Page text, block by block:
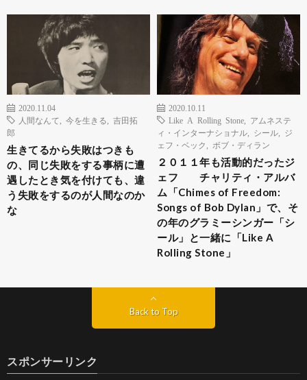
2020.11.04
人間なんて
今を生きる
吉田拓
郎
生きてるから失敗はつきも
の、同じ失敗をする事柄に遭
遇したとき気を付けても、違
う失敗をするのが人間なのか
な
2020.10.11
Like A Rolling Stone
アムネステ
ィ・インターナショナル
シール
ジ
ェフ・ベック
ボブ・ディラン
２０１１年も活動的だったジ
ェフ チャリティ・アルバ
ム「Chimes of Freedom:
Songs of Bob Dylan」で、そ
の年のグラミーシンガー「シ
ール」と一緒に「Like A
Rolling Stone」
Back to Top
スポンサーリンク